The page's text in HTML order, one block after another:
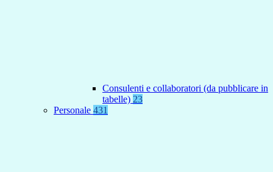
Consulenti e collaboratori (da pubblicare in
tabelle) 23
Personale 431